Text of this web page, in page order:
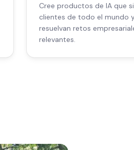
Cree productos de IA que
clientes de todo el mundo
resuelvan retos
relevantes.